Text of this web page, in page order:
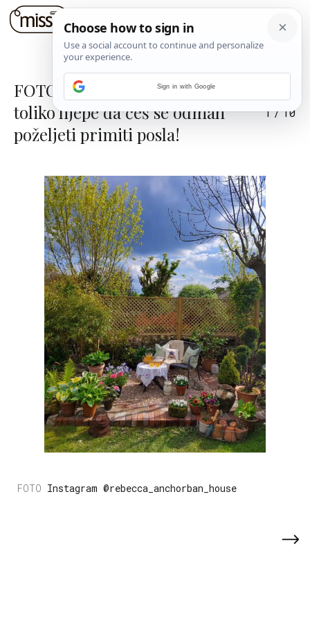
FOTO: pronašli smo vrtove
toliko lijepe da ćeš se odmah
poželjeti primiti posla!
1/10
Instagram @rebecca_anchorban_house
Sign in with Google